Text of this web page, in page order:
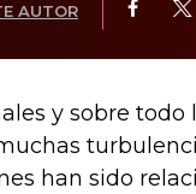
AUTOR
y sobre todo
han sido